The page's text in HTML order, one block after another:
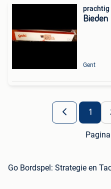
prachtig
Bieden
Gent
1
Go Bordspel: Strategie en